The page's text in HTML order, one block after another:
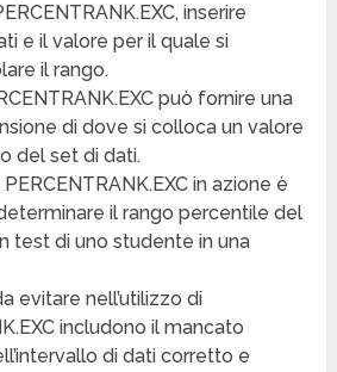
inserire
e il valore per il quale si
il rango.
può fornire una
di dove si colloca un valore
del set di dati.
in azione è
il rango percentile del
test di uno studente in una
evitare nell’utilizzo di
includono il mancato
di dati corretto e